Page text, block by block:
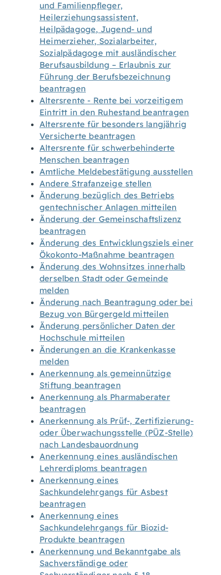
und Familienpfleger,
Heilerziehungsassistent,
Heilpädagoge, Jugend- und
Heimerzieher, Sozialarbeiter,
Sozialpädagoge mit ausländischer
Berufsausbildung – Erlaubnis zur
Führung der Berufsbezeichnung
beantragen
Altersrente - Rente bei vorzeitigem
Eintritt in den Ruhestand beantragen
Altersrente für besonders langjährig
Versicherte beantragen
Altersrente für schwerbehinderte
Menschen beantragen
Amtliche Meldebestätigung ausstellen
Andere Strafanzeige stellen
Änderung bezüglich des Betriebs
gentechnischer Anlagen mitteilen
Änderung der Gemeinschaftslizenz
beantragen
Änderung des Entwicklungsziels einer
Ökokonto-Maßnahme beantragen
Änderung des Wohnsitzes innerhalb
derselben Stadt oder Gemeinde
melden
Änderung nach Beantragung oder bei
Bezug von Bürgergeld mitteilen
Änderung persönlicher Daten der
Hochschule mitteilen
Änderungen an die Krankenkasse
melden
Anerkennung als gemeinnützige
Stiftung beantragen
Anerkennung als Pharmaberater
beantragen
Anerkennung als Prüf-, Zertifizierung-
oder Überwachungsstelle (PÜZ-Stelle)
nach Landesbauordnung
Anerkennung eines ausländischen
Lehrerdiploms beantragen
Anerkennung eines
Sachkundelehrgangs für Asbest
beantragen
Anerkennung eines
Sachkundelehrgangs für Biozid-
Produkte beantragen
Anerkennung und Bekanntgabe als
Sachverständige oder